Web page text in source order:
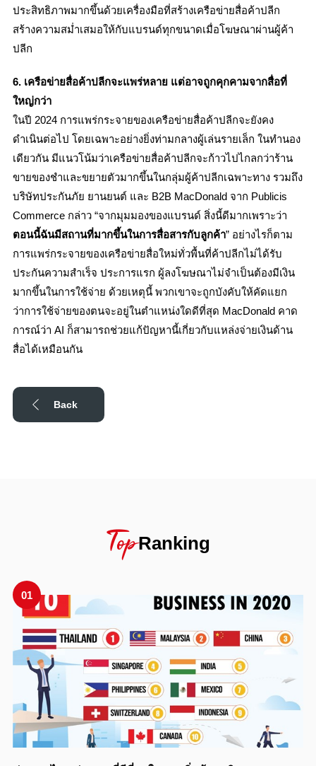
ประสิทธิภาพมากขึ้นด้วยเครื่องมือที่สร้างเครือข่ายสื่อค้าปลีก
สร้างความสม่ำเสมอให้กับแบรนด์ทุกขนาดเมื่อโฆษณาผ่านผู้ค้า
ปลีก
6. เครือข่ายสื่อค้าปลีกจะแพร่หลาย แต่อาจถูกคุกคามจากสื่อที่
ใหญ่กว่า
ในปี 2024 การแพร่กระจายของเครือข่ายสื่อค้าปลีกจะยังคง
ดำเนินต่อไป โดยเฉพาะอย่างยิ่งท่ามกลางผู้เล่นรายเล็ก ในทำนอง
เดียวกัน มีแนวโน้มว่าเครือข่ายสื่อค้าปลีกจะก้าวไปไกลกว่าร้าน
ขายของชำและขยายตัวมากขึ้นในกลุ่มผู้ค้าปลีกเฉพาะทาง รวมถึง
บริษัทประกันภัย ยานยนต์ และ B2B MacDonald จาก Publicis
Commerce กล่าว “จากมุมมองของแบรนด์ สิ่งนี้ดีมากเพราะว่า
ตอนนี้ฉันมีสถานที่มากขึ้นในการสื่อสารกับลูกค้า” อย่างไรก็ตาม
การแพร่กระจายของเครือข่ายสื่อใหม่ทั่วพื้นที่ค้าปลีกไม่ได้รับ
ประกันความสำเร็จ ประการแรก ผู้ลงโฆษณาไม่จำเป็นต้องมีเงิน
มากขึ้นในการใช้จ่าย ด้วยเหตุนี้ พวกเขาจะถูกบังคับให้คัดแยก
ว่าการใช้จ่ายของตนจะอยู่ในตำแหน่งใดดีที่สุด MacDonald คาด
การณ์ว่า AI ก็สามารถช่วยแก้ปัญหานี้เกี่ยวกับแหล่งจ่ายเงินด้าน
สื่อได้เหมือนกัน
Back
TopRanking
01